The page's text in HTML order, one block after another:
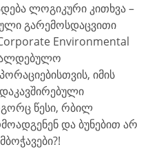
ლოგიკური კითხვა –
გარემოსდაცვითი
Environmental
იმის
წესი, რბილ
და ბუნებით არ